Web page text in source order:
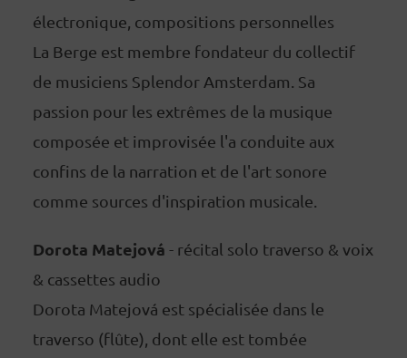
électronique, compositions personnelles
La Berge est membre fondateur du collectif
de musiciens Splendor Amsterdam. Sa
passion pour les extrêmes de la musique
composée et improvisée l'a conduite aux
confins de la narration et de l'art sonore
comme sources d'inspiration musicale.
Dorota Matejová - récital solo traverso & voix
& cassettes audio
Dorota Matejová est spécialisée dans le
traverso (flûte), dont elle est tombée